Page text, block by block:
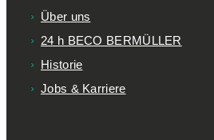
Über uns
24 h BECO BERMÜLLER
Historie
Jobs & Karriere